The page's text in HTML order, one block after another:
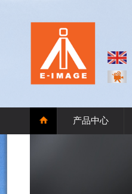
产品中心